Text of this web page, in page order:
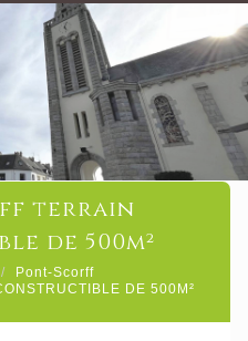
de 500m²
Pont-Scorff
DE 500M²